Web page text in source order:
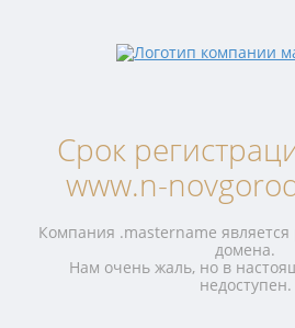
Срок
www.n-
Компания .mastername является
домена.
Нам очень жаль, но в
недоступен.